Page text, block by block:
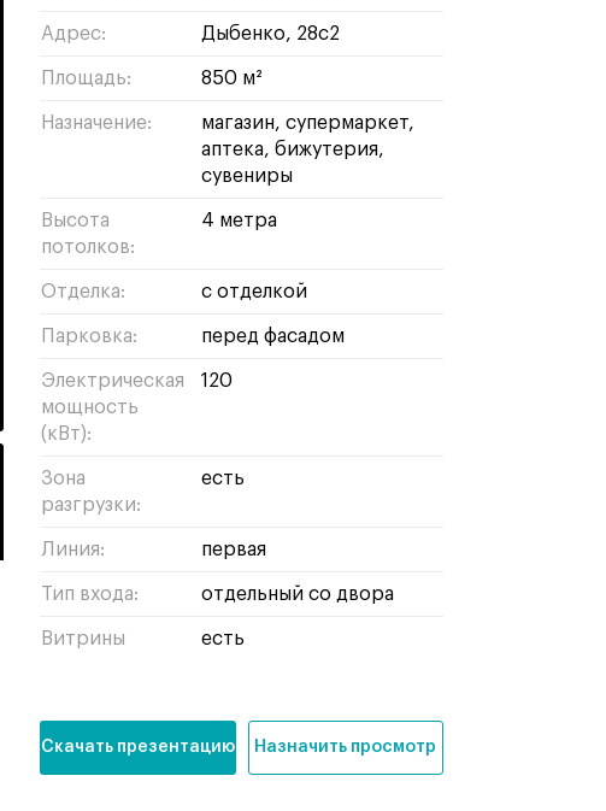
Адрес: Дыбенко, 28с2
Площадь: 850 м²
Назначение: магазин супермаркет
аптека бижутерия
сувениры
Высота
потолков:
4 метра
Отделка: с отделкой
Парковка: перед фасадом
Электрическая
мощность
(кВт):
120
Зона
разгрузки:
есть
Линия: первая
Тип входа: отдельный со двора
Витрины есть
Скачать презентацию Назначить просмотр